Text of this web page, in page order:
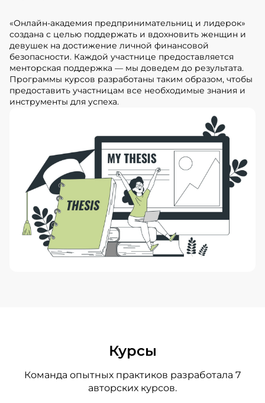
«Онлайн-академия предпринимательниц и лидерок»
создана с целью поддержать и вдохновить женщин и
девушек на достижение личной финансовой
безопасности. Каждой участнице предоставляется
менторская поддержка — мы доведем до результата.
Программы курсов разработаны таким образом, чтобы
предоставить участницам все необходимые знания и
инструменты для успеха.
Курсы
Команда опытных практиков разработала 7
авторских курсов.